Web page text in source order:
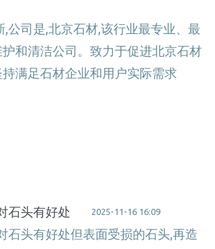
,公司是,北京石材,该行业最专业、最
和清洁公司。致力于促进北京石材
满足石材企业和用户实际需求
石头有好处 2025-11-16 16:09
石头有好处但表面受损的石头,再造